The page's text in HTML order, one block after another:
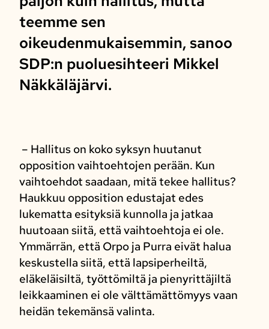
teemme sen
oikeudenmukaisemmin, sanoo
SDP:n puoluesihteeri Mikkel
Näkkäläjärvi.
– Hallitus on koko syksyn huutanut
opposition vaihtoehtojen perään. Kun
vaihtoehdot saadaan, mitä tekee hallitus?
Haukkuu opposition edustajat edes
lukematta esityksiä kunnolla ja jatkaa
huutoaan siitä, että vaihtoehtoja ei ole.
Ymmärrän, että Orpo ja Purra eivät halua
keskustella siitä, että lapsiperheiltä,
eläkeläisiltä, työttömiltä ja pienyrittäjiltä
leikkaaminen ei ole välttämättömyys vaan
heidän tekemänsä valinta.